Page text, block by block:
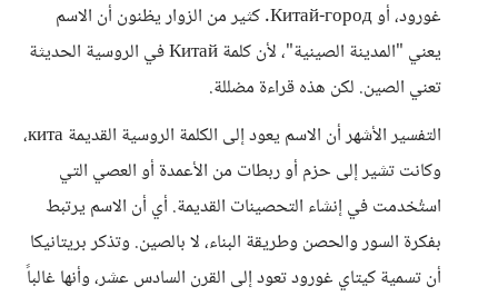
غورود، أو Китай-город. كثير من الزوار يظنون أن الاسم
يعني "المدينة الصينية"، لأن كلمة Китай في الروسية الحديثة
تعني الصين. لكن هذه قراءة مضللة.
التفسير الأشهر أن الاسم يعود إلى الكلمة الروسية القديمة кита،
وكانت تشير إلى حزم أو ربطات من الأعمدة أو العصي التي
استُخدمت في إنشاء التحصينات القديمة. أي أن الاسم يرتبط
بفكرة السور والحصن وطريقة البناء، لا بالصين. وتذكر بريتانيكا
أن تسمية كيتاي غورود تعود إلى القرن السادس عشر، وأنها غالباً